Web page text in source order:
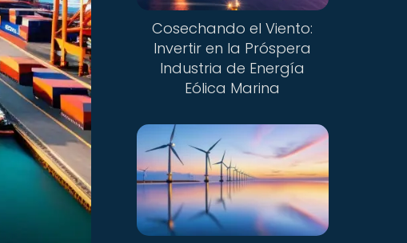
Cosechando el Viento:
Invertir en la Próspera
Industria de Energía
Eólica Marina